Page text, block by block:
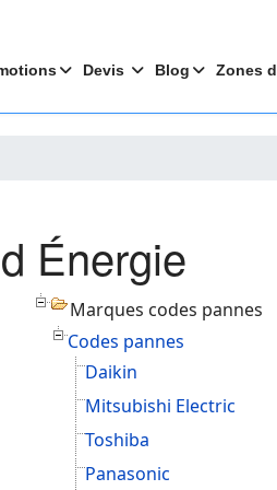
Devis Blog Zones
Énergie
Marques codes pannes
Codes pannes
Daikin
Mitsubishi Electric
Toshiba
Panasonic